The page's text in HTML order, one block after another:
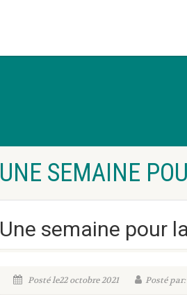
UNE SEMAINE
Une semaine pour
Posté le22 octobre 2021 Posté